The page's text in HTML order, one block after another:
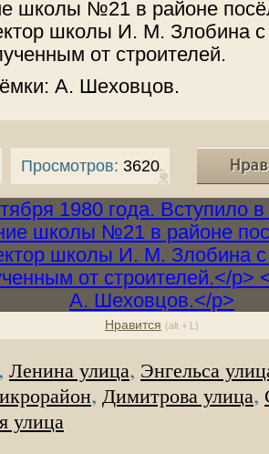
школы №21 в районе
школы И. М. Злобина
от строителей.
А. Шеховцов.
Просмотров: 3620
Нравится (alt + L)
, Ленина улица, Энгельса
, Димитрова улица,
улица